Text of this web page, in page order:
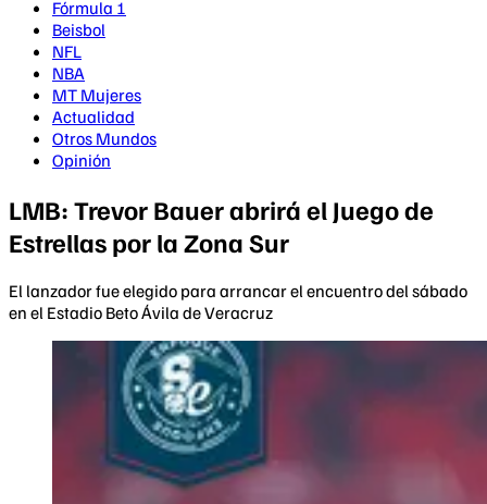
Fórmula 1
Beisbol
NFL
NBA
MT Mujeres
Actualidad
Otros Mundos
Opinión
LMB: Trevor Bauer abrirá el Juego de
Estrellas por la Zona Sur
El lanzador fue elegido para arrancar el encuentro del sábado
en el Estadio Beto Ávila de Veracruz